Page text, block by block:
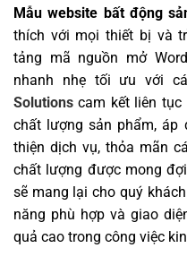
Mẫu website bất động
thích với mọi thiết bị và
tảng mã nguồn mở
nhanh nhẹ tối ưu với
Solutions cam kết liên tục
chất lượng sản phẩm, áp
thiện dịch vụ, thỏa mãn
chất lượng được mong
sẽ mang lại cho quý
năng phù hợp và giao
quả cao trong công việc